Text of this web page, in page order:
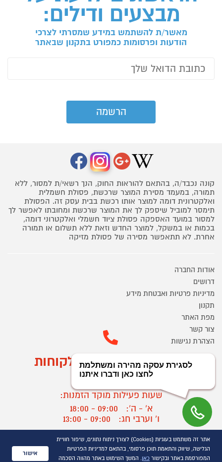
מבצעים ודילים:
מאשר/ת להשתמש במידע שמסרתי לצרכי
הודעות ופרסומות כמפורט בתקנון שבאתר
קונה נכבד/ה, בהתאם להוראות החוק, הנך רשאי/ת למסור, ללא
תמורה, במעמד מסירת המוצר שרכשת, פסולת חשמלית
ואלקטרונית דומה למוצר אותו רכשת בבית עסק זה. הפסולת
תימסר למוביל שיספק לך את המוצר שרכשת ומחובתו לאפשר לך
למסור במועד האספקה פסולת ציוד חשמלי ואלקטרוני דומה,
בכמות או במשקל, למוצר החדש וזאת ללא תשלום או תמורה
אחרת. לא תתאפשר מסירה של פסולת מזיקה
אודות החברה
דרושים
מדיניות פרטיות ואבטחת מידע
תקנון
מפת האתר
צור קשר
הצהרת נגישות
מוקד הזמנות ושירות לקוחות
03-9545370
שעות פעילות מוקד הזמנות:
א' - ה':
09:00 - 18:00
ו' וערבי חג:
09:00 - 13:00
שעות פעילות מוקד שירות לקוחות:
א' - ד':
09:00 - 16:30
ה :
09:00 - 16:00
אתר זה משתמש בעוגיות (Cookies) לצורך ניתוח נתונים, שיפור חוויית
הגלישה, שיווק והתאמת תוכן פרסומי, בהתאם למדיניות הפרטיות
המפורסמת באתר ובקישור כאן. המשך השימוש באתר מהווה הסכמה
אישור